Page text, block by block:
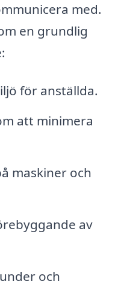
med.
en grundlig
för anställda.
att minimera
maskiner och
av
och